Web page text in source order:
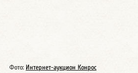
Фото: Интернет-аукцион Конрос